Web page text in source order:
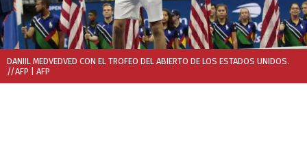
DANIIL MEDVEDVED CON EL TROFEO DEL ABIERTO DE LOS ESTADOS UNIDOS.
//AFP | AFP